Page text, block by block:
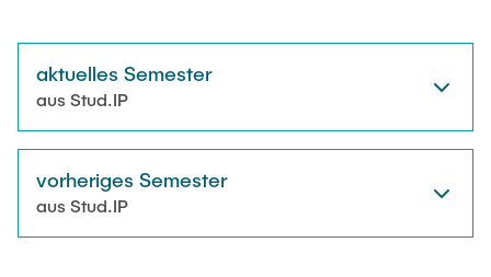
Veranstaltungen
Labore
Laufende
Abgeschlossene
PERSONAL
Lehrbeauftragter
Gastwissenschaftler
Technische Mitarbeitende
KONTAKT
aktuelles Semester
aus Stud.IP
vorheriges Semester
aus Stud.IP